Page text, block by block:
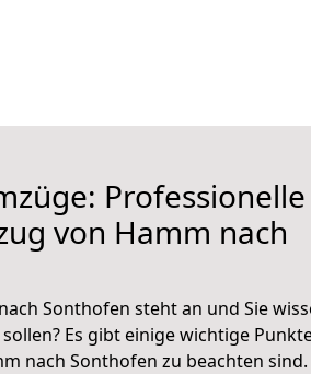
von Hamm nach
Sonthofen steht an und Sie
Es gibt einige wichtige
nach Sonthofen zu beachten sind.